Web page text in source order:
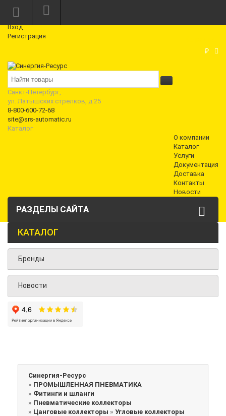
Режим работы: Пн—Пт: 10:00—18:00
Вход
Регистрация
₽
Санкт-Петербург,
ул. Латышских стрелков, д 25
8-800-600-72-68
site@srs-automatic.ru
Каталог
О компании
Каталог
Услуги
Документация
Доставка
Контакты
Новости
РАЗДЕЛЫ САЙТА
КАТАЛОГ
Бренды
Новости
Синергия-Ресурс
» ПРОМЫШЛЕННАЯ ПНЕВМАТИКА
» Фитинги и шланги
» Пневматические коллекторы
» Цанговые коллекторы » Угловые коллекторы